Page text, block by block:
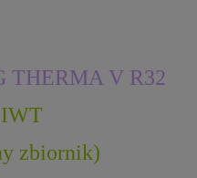
THERMA V R32
zbiornik)